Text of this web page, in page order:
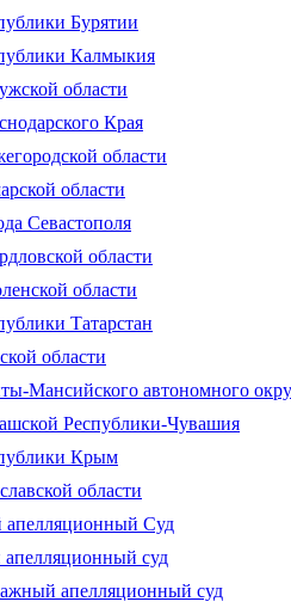
Бурятии
Калмыкия
области
Края
области
области
Севастополя
области
области
Татарстан
области
Мансийского автономного
Республики-Чувашия
Крым
области
апелляционный Суд
суд
апелляционный суд